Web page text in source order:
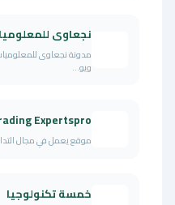
نجعاوى
مدونة نجعاوى
ويو...
Expertspro
موقع يعمل في مجال
خمسة تكنولوجيا